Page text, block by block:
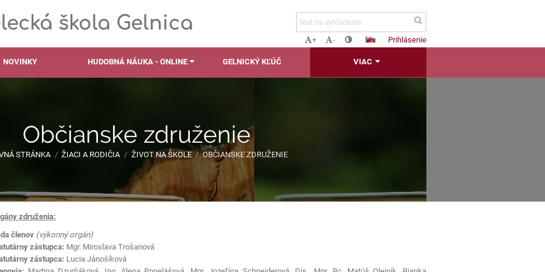
škola Gelnica
+ - Prihlásenie
NOVINKY HUDOBNÁ NÁUKA - ONLINE GELNICKÝ KĽÚČ VIAC
Občianske združenie
STRÁNKA / ŽIACI A RODIČIA / ŽIVOT NA ŠKOLE / OBČIANSKE ZDRUŽENIE
združenia:
členov (výkonný orgán)
zástupca: Mgr. Miroslava Trošanová
zástupca: Lucia Jánošíková